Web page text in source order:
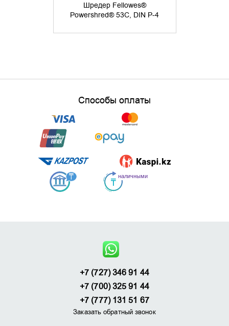
Шредер Fellowes®
Powershred® 53C, DIN P-4
Способы оплаты
+7 (727) 346 91 44
+7 (700) 325 91 44
+7 (777) 131 51 67
Заказать обратный звонок